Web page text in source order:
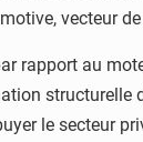
vecteur
rapport au
structurelle
le secteur